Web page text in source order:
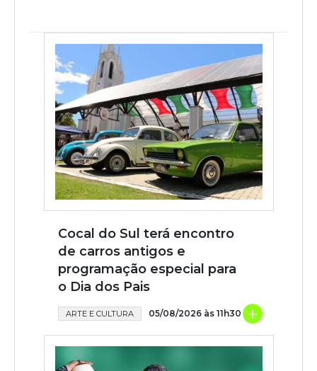
Cocal do Sul terá encontro
de carros antigos e
programação especial para
o Dia dos Pais
ARTE E CULTURA 05/08/2026 às 11h30 +